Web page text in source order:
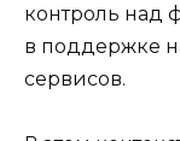
контроль над
в поддержке
сервисов.